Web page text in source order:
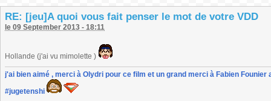
RE: [jeu]A quoi vous fait penser le mot de votre VDD
le 09 September 2013 - 18:11
Hollande (j'ai vu mimolette )
j'ai bien aimé , merci à Olydri pour ce film et un grand merci à Fabien
#jugetenshi